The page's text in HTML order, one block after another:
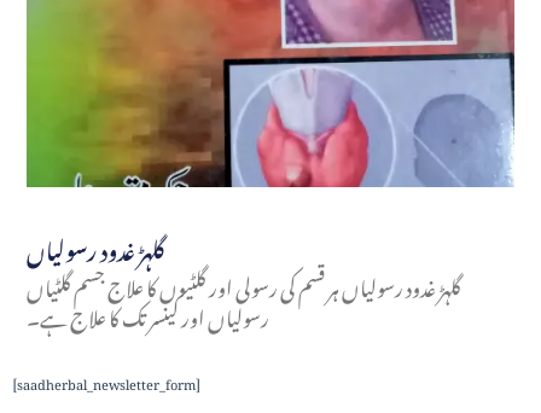
گلہڑ غدود رسولیاں
گلہڑ غدود رسولیاں ہر قسم کی رسولی اور گلٹیوں کا علاج جسم گلٹیاں
رسولیاں اور کینسر تک کا علاج ہے۔
[saadherbal_newsletter_form]